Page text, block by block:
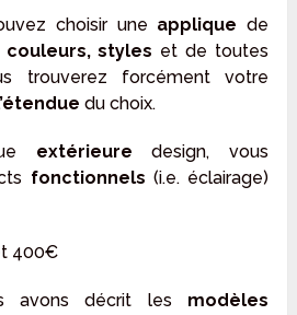
choisir une applique de
couleurs, styles et de toutes
trouverez forcément votre
du choix.
extérieure design, vous
fonctionnels (i.e. éclairage)
400€
avons décrit les modèles